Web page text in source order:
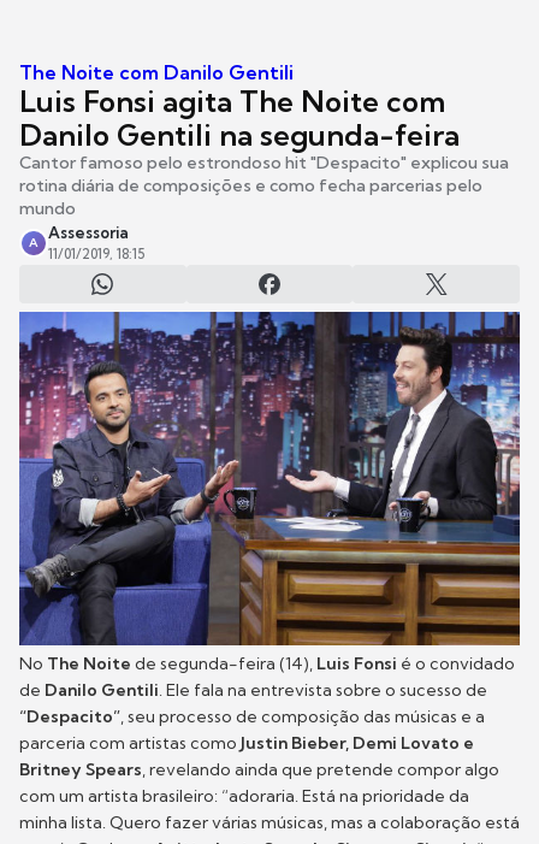
The Noite com Danilo Gentili
Luis Fonsi agita The Noite com
Danilo Gentili na segunda-feira
Cantor famoso pelo estrondoso hit "Despacito" explicou sua
rotina diária de composições e como fecha parcerias pelo
mundo
A
Assessoria
11/01/2019, 18:15
No The Noite de segunda-feira (14), Luis Fonsi é o convidado
de Danilo Gentili. Ele fala na entrevista sobre o sucesso de
“Despacito”, seu processo de composição das músicas e a
parceria com artistas como Justin Bieber, Demi Lovato e
Britney Spears, revelando ainda que pretende compor algo
com um artista brasileiro: “adoraria. Está na prioridade da
minha lista. Quero fazer várias músicas, mas a colaboração está